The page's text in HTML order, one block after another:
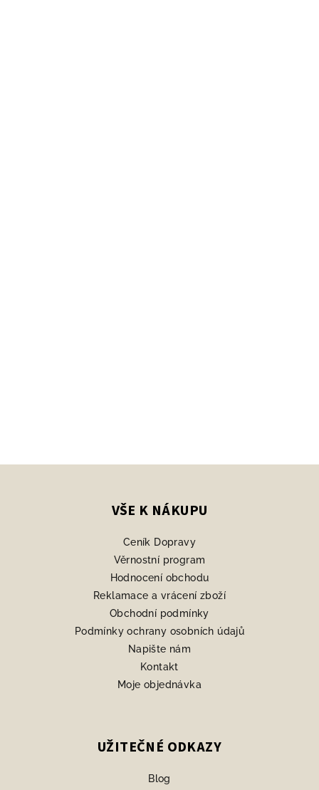
VŠE K NÁKUPU
Ceník Dopravy
Věrnostní program
Hodnocení obchodu
Reklamace a vrácení zboží
Obchodní podmínky
Podmínky ochrany osobních údajů
Napište nám
Kontakt
Moje objednávka
UŽITEČNÉ ODKAZY
Blog